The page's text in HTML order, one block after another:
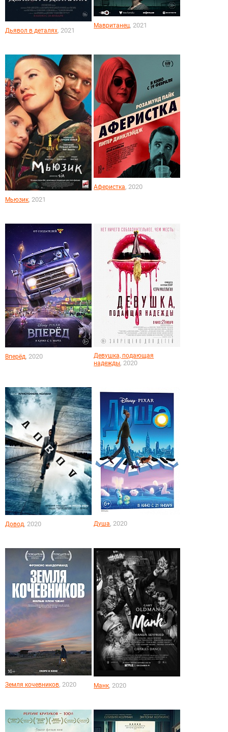
Дьявол в деталях, 2021
Мавританец, 2021
Мьюзик, 2021
Аферистка, 2020
Вперёд, 2020
Девушка, подающая
надежды, 2020
Довод, 2020 Душа, 2020
Земля кочевников, 2020 Манк, 2020